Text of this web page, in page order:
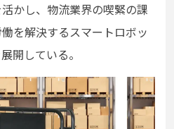
かし、物流業界の喫緊の課
を解決するスマートロボッ
開している。